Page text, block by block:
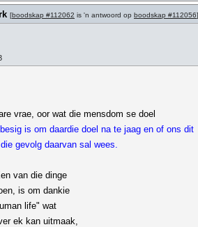
[boodskap #112062 is 'n antwoord op boodskap #112056]
vrae, oor wat die mensdom se doel
is om daardie doel na te jaag en of ons dit
gevolg daarvan sal wees.
van die dinge
is om dankie
life" wat
ek kan uitmaak,